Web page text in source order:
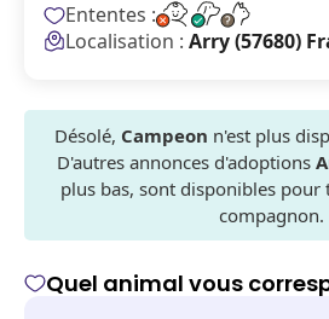
Ententes :
Localisation : Arry (57680)
Désolé, Campeon n'est plus
D'autres annonces d'adoptions
plus bas, sont disponibles
compagnon.
Quel animal vous